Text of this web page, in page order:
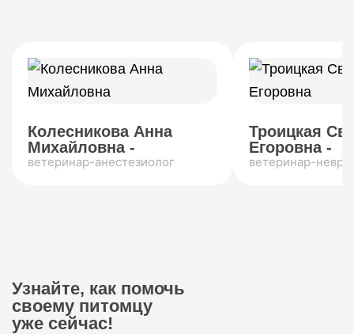
Колесникова Анна
Михайловна -
ветеринар-анестезиолог
Троицкая
Егоровна -
ветеринар-
Узнайте, как помочь
своему питомцу
уже сейчас!